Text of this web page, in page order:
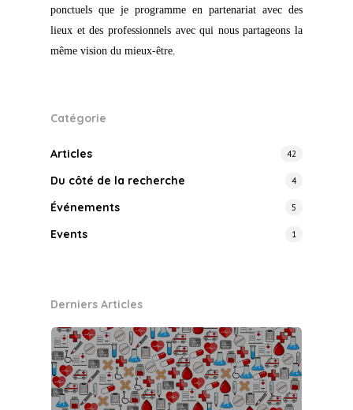
ponctuels que je programme en partenariat avec des
lieux et des professionnels avec qui nous partageons la
même vision du mieux-être.
Catégorie
Articles 42
Du côté de la recherche 4
Événements 5
Events 1
Derniers Articles